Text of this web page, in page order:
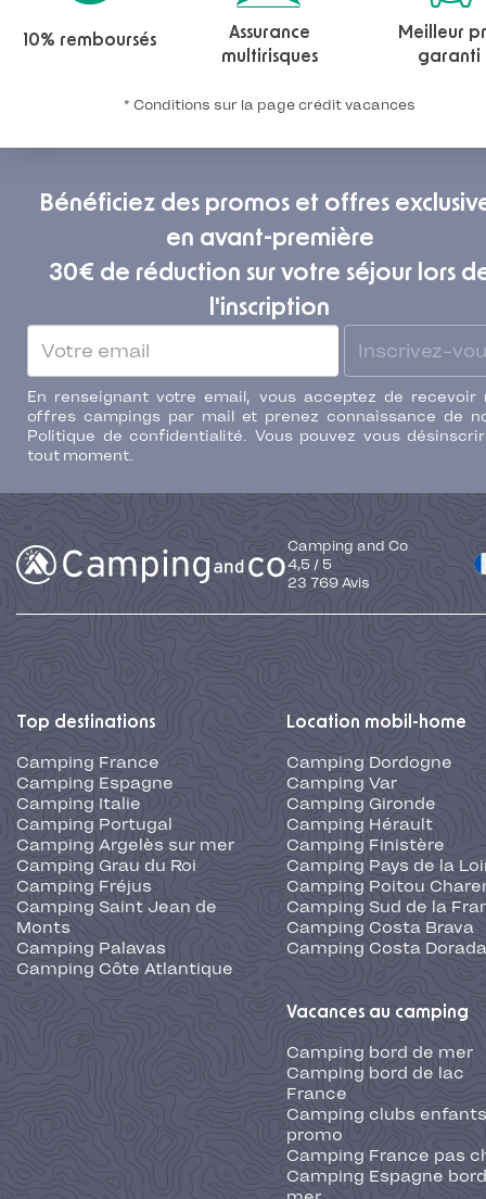
10% remboursés
Assurance
multirisques
Meilleur
garanti
* Conditions sur la page crédit vacances
Bénéficiez des promos et offres
en avant-première
30€ de réduction sur votre séjour lors
l'inscription
Inscrivez-
En renseignant votre email, vous acceptez de recevoir
offres campings par mail et prenez connaissance de
Politique de confidentialité. Vous pouvez vous
tout moment.
Camping and Co
4,5 / 5
23 769Avis
Top destinations
Camping France
Camping Espagne
Camping Italie
Camping Portugal
Camping Argelès sur mer
Camping Grau du Roi
Camping Fréjus
Camping Saint Jean de
Monts
Camping Palavas
Camping Côte Atlantique
Location mobil-home
Camping Dordogne
Camping Var
Camping Gironde
Camping Hérault
Camping Finistère
Camping Pays de la
Camping Poitou
Camping Sud de la
Camping Costa Brava
Camping Costa Dorada
Vacances au camping
Camping bord de mer
Camping bord de lac
France
Camping clubs
promo
Camping France pas
Camping Espagne